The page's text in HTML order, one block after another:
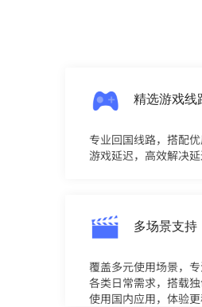
精选游戏线
专业回国线路，搭配
游戏延迟，高效解决
多场景支持
覆盖多元使用场景，
各类日常需求，搭载
使用国内应用，体验更